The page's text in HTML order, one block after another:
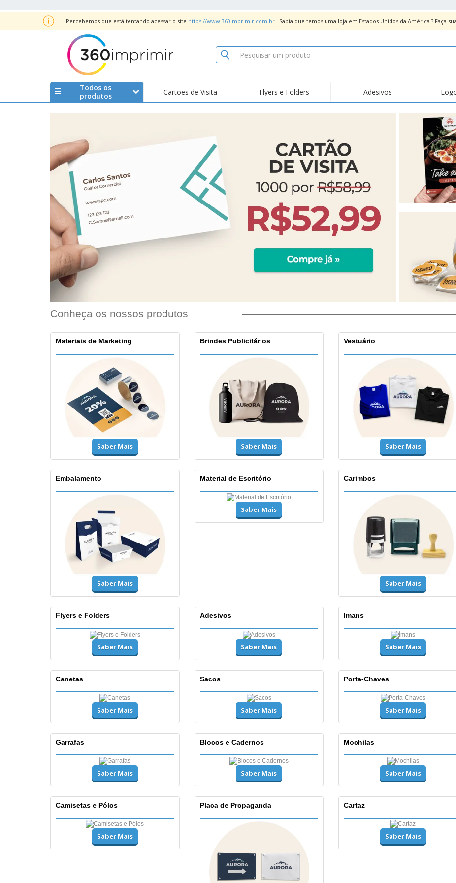
Percebemos que está tentando acessar o site https://www.360imprimir.com.br . Sabia que temos uma loja em Estados Unidos da América ? Faça
Todos os
produtos
Cartões de Visita Flyers e Folders Adesivos
Conheça os nossos produtos
Materiais de Marketing
Saber Mais
Brindes Publicitários
Saber Mais
Vestuário
Saber Mais
Embalamento
Saber Mais
Material de Escritório
Saber Mais
Carimbos
Saber Mais
Flyers e Folders
Saber Mais
Adesivos
Saber Mais
Ímans
Saber Mais
Canetas
Saber Mais
Sacos
Saber Mais
Porta-Chaves
Saber Mais
Garrafas
Saber Mais
Blocos e Cadernos
Saber Mais
Mochilas
Saber Mais
Camisetas e Pólos
Saber Mais
Placa de Propaganda Cartaz
Saber Mais